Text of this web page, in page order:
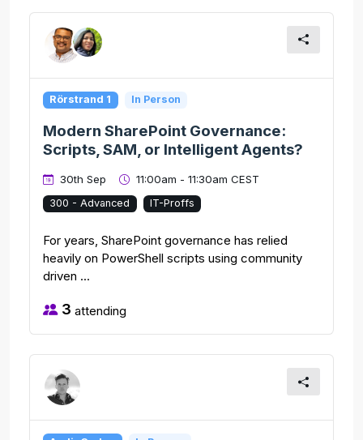
Rörstrand 1 In Person
Modern SharePoint Governance:
Scripts, SAM, or Intelligent Agents?
30th Sep 11:00am - 11:30am CEST
300 - Advanced IT-Proffs
For years, SharePoint governance has relied
heavily on PowerShell scripts using community
driven ...
3 attending